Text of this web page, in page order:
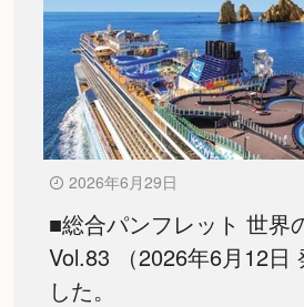
2026年6月29日
■総合パンフレット 世界
Vol.83 （2026年6月12日
した。